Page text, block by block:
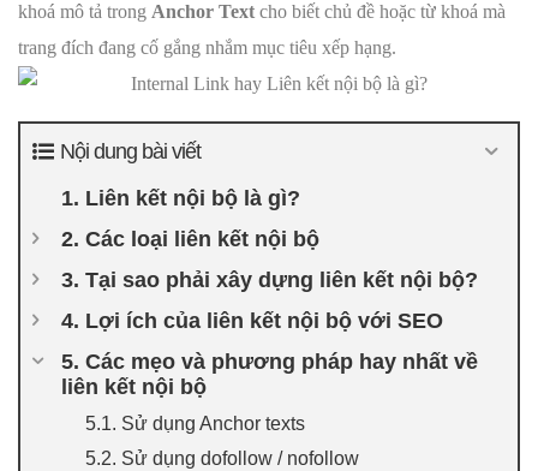
khoá mô tả trong Anchor Text cho biết chủ đề hoặc từ khoá mà
trang đích đang cố gắng nhắm mục tiêu xếp hạng.
Nội dung bài viết
1. Liên kết nội bộ là gì?
2. Các loại liên kết nội bộ
3. Tại sao phải xây dựng liên kết nội bộ?
4. Lợi ích của liên kết nội bộ với SEO
5. Các mẹo và phương pháp hay nhất về
liên kết nội bộ
5.1. Sử dụng Anchor texts
5.2. Sử dụng dofollow / nofollow